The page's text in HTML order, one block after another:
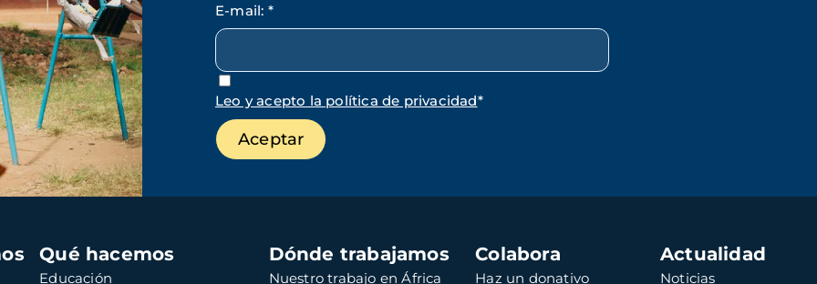
E-mail: *
Leo y acepto la política de privacidad*
Qué hacemos
Educación
Dónde trabajamos
Nuestro trabajo en África
Colabora
Haz un donativo
Actualidad
Noticias